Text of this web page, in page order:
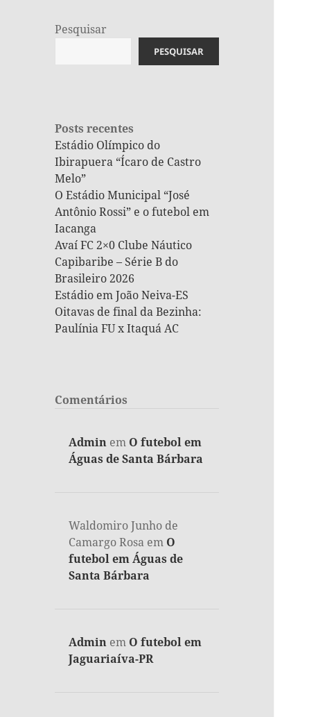
Pesquisar
PESQUISAR
Posts recentes
Estádio Olímpico do
Ibirapuera “Ícaro de Castro
Melo”
O Estádio Municipal “José
Antônio Rossi” e o futebol em
Iacanga
Avaí FC 2×0 Clube Náutico
Capibaribe – Série B do
Brasileiro 2026
Estádio em João Neiva-ES
Oitavas de final da Bezinha:
Paulínia FU x Itaquá AC
Comentários
Admin em O futebol em
Águas de Santa Bárbara
Waldomiro Junho de
Camargo Rosa em O
futebol em Águas de
Santa Bárbara
Admin em O futebol em
Jaguariaíva-PR